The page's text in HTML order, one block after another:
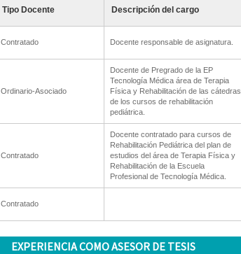
Tipo Docente Descripción del cargo
Contratado Docente responsable de asignatura.
Ordinario-Asociado
Docente de Pregrado de la EP
Tecnología Médica área de Terapia
Física y Rehabilitación de las cátedras
de los cursos de rehabilitación
pediátrica.
Contratado
Docente contratado para cursos de
Rehabilitación Pediátrica del plan de
estudios del área de Terapia Física y
Rehabilitación de la Escuela
Profesional de Tecnología Médica.
Contratado
EXPERIENCIA COMO ASESOR DE TESIS